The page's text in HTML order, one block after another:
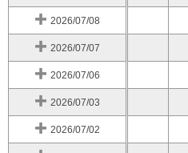
2026/07/08
2026/07/07
2026/07/06
2026/07/03
2026/07/02